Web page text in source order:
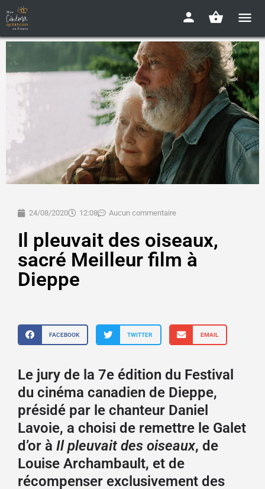
24/08/2020 12:08 Aucun commentaire
Il pleuvait des oiseaux,
sacré Meilleur film à
Dieppe
FACEBOOK TWITTER EMAIL
Le jury de la 7e édition du Festival
du cinéma canadien de Dieppe,
présidé par le chanteur Daniel
Lavoie, a choisi de remettre le Galet
d’or à Il pleuvait des oiseaux, de
Louise Archambault, et de
récompenser exclusivement des